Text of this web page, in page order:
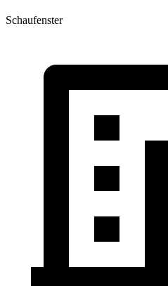
Schaufenster